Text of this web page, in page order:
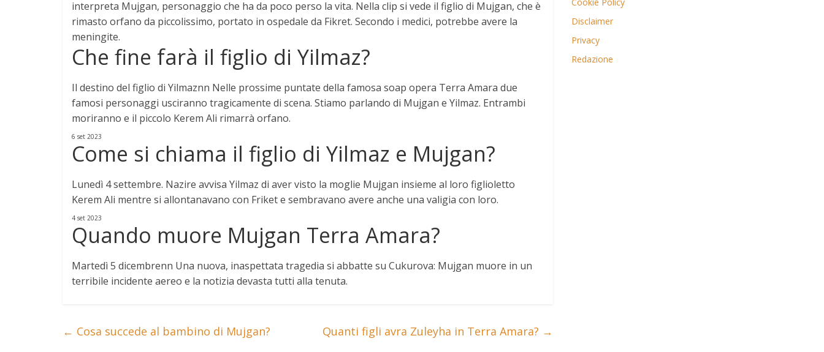
interpreta Mujgan, personaggio che ha da poco perso la vita. Nella clip si vede il figlio di Mujgan, che è
rimasto orfano da piccolissimo, portato in ospedale da Fikret. Secondo i medici, potrebbe avere la
meningite.
Che fine farà il figlio di Yilmaz?
Il destino del figlio di Yilmaznn Nelle prossime puntate della famosa soap opera Terra Amara due
famosi personaggi usciranno tragicamente di scena. Stiamo parlando di Mujgan e Yilmaz. Entrambi
moriranno e il piccolo Kerem Ali rimarrà orfano.
6 set 2023
Come si chiama il figlio di Yilmaz e Mujgan?
Lunedì 4 settembre. Nazire avvisa Yilmaz di aver visto la moglie Mujgan insieme al loro figlioletto
Kerem Ali mentre si allontanavano con Friket e sembravano avere anche una valigia con loro.
4 set 2023
Quando muore Mujgan Terra Amara?
Martedì 5 dicembrenn Una nuova, inaspettata tragedia si abbatte su Cukurova: Mujgan muore in un
terribile incidente aereo e la notizia devasta tutti alla tenuta.
← Cosa succede al bambino di Mujgan? Quanti figli avra Zuleyha in Terra Amara? →
Disclaimer
Privacy
Redazione